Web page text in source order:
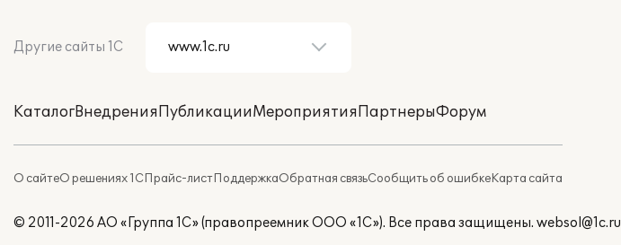
Другие сайты 1С
КаталогВнедренияПубликацииМероприятияПартнерыФорум
О сайтеО решениях 1СПрайс-листПоддержкаОбратная связьСообщить об ошибкеКарта сайта
© 2011-2026 АО «Группа 1С» (правопреемник ООО «1С»). Все права защищены. websol@1c.ru